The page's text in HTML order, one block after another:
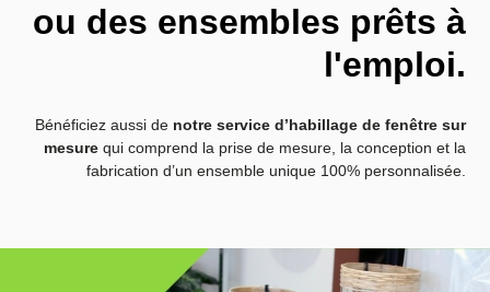
ou des ensembles prêts à
l'emploi.
Bénéficiez aussi de notre service d’habillage de fenêtre sur
mesurequi comprend la prise demesure, la conception et la
fabrication d’un ensemble unique 100% personnalisée.